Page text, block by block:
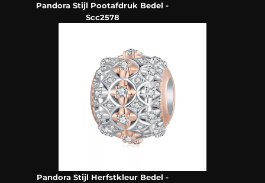
Pandora Stijl Pootafdruk Bedel -
Scc2578
Pandora Stijl Herfstkleur Bedel -